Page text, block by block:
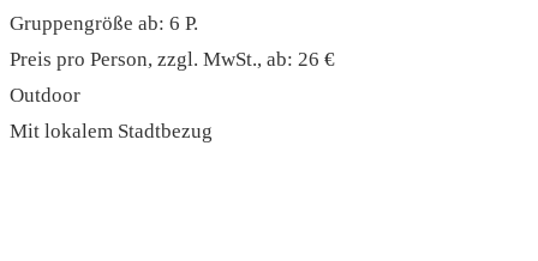
Gruppengröße ab: 6 P.
Preis pro Person, zzgl. MwSt., ab: 26 €
Outdoor
Mit lokalem Stadtbezug